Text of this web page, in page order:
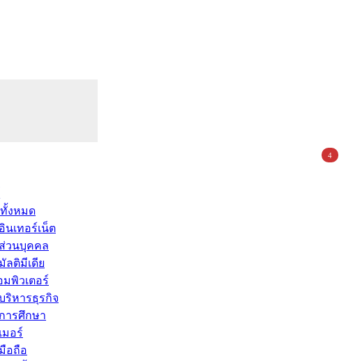
งหมด
นเทอร์เน็ต
วนบุคคล
ลติมีเดีย
มพิวเตอร์
ริหารธุรกิจ
ารศึกษา
มอร์
อถือ
4